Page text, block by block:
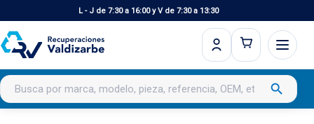
L - J de 7:30 a 16:00 y V de 7:30 a 13:30
Buscar productos search